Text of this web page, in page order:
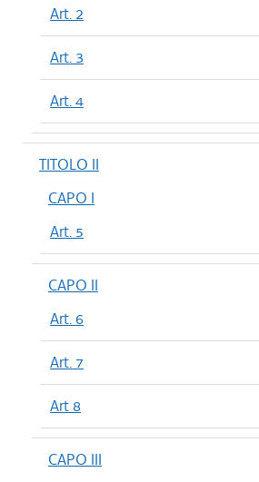
Art. 2
Art. 3
Art. 4
TITOLO II
CAPO I
Art. 5
CAPO II
Art. 6
Art. 7
Art 8
CAPO III